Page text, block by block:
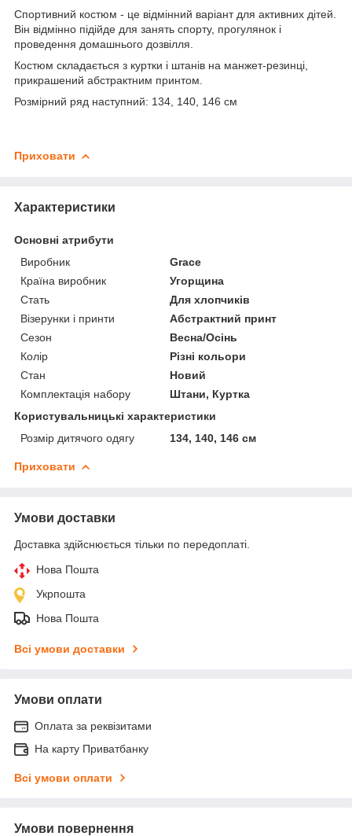
Спортивний костюм - це відмінний варіант для активних дітей.
Він відмінно підійде для занять спорту, прогулянок і
проведення домашнього дозвілля.
Костюм складається з куртки і штанів на манжет-резинці,
прикрашений абстрактним принтом.
Розмірний ряд наступний: 134, 140, 146 см
Приховати
Характеристики
Основні атрибути
Виробник
Grace
Країна виробник
Угорщина
Стать
Для хлопчиків
Візерунки і принти
Абстрактний принт
Сезон
Весна/Осінь
Колір
Різні кольори
Стан
Новий
Комплектація набору
Штани, Куртка
Користувальницькі характеристики
Розмір дитячого одягу
134, 140, 146 см
Приховати
Умови доставки
Доставка здійснюється тільки по передоплаті.
Нова Пошта
Укрпошта
Нова Пошта
Всі умови доставки
Умови оплати
Оплата за реквізитами
На карту Приватбанку
Всі умови оплати
Умови повернення